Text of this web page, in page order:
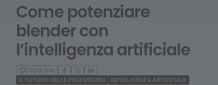
Come potenziare
blender con
l’intelligenza artificiale
Copia link
IL FUTURO DELLE PROFESSIONI INTELLIGENZA ARTIFICIALE